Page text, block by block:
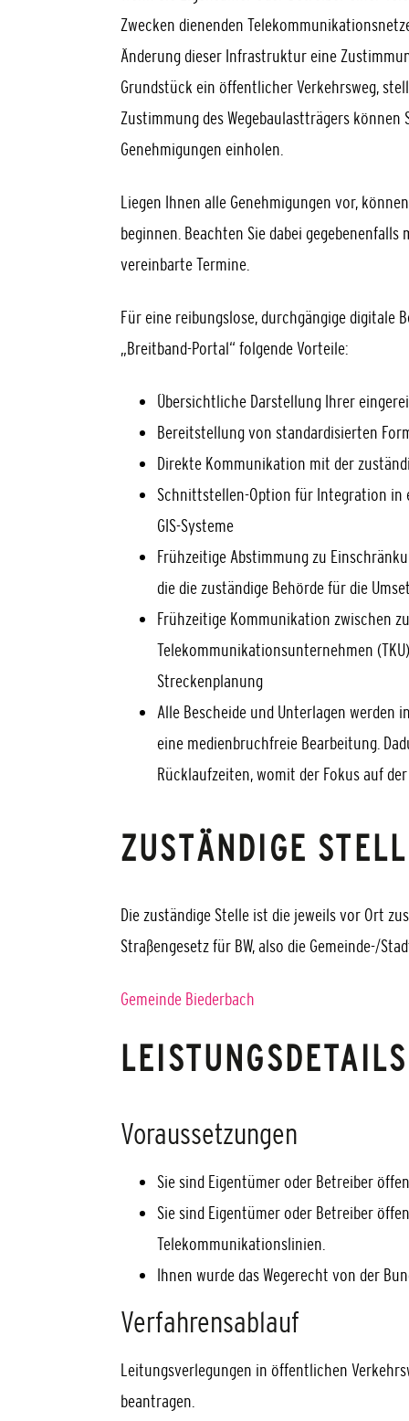
Zwecken dienenden
Änderung dieser Infrastruktur eine
Grundstück ein öffentlicher Verkehrsweg,
Zustimmung des Wegebaulastträgers
Genehmigungen einholen.
Liegen Ihnen alle Genehmigungen vor,
beginnen. Beachten Sie dabei
vereinbarte Termine.
Für eine reibungslose, durchgängige digitale
„Breitband-Portal“ folgende Vorteile:
Übersichtliche Darstellung Ihrer
Bereitstellung von standardisierten
Direkte Kommunikation mit der
Schnittstellen-Option für Integration in
GIS-Systeme
Frühzeitige Abstimmung zu
die die zuständige Behörde für die
Frühzeitige Kommunikation zwischen
Telekommunikationsunternehmen
Streckenplanung
Alle Bescheide und Unterlagen
eine medienbruchfreie Bearbeitung.
Rücklaufzeiten, womit der Fokus auf
ZUSTÄNDIGE
Die zuständige Stelle ist die jeweils vor Ort
Straßengesetz für BW, also die Gemeinde-/
Gemeinde Biederbach
LEISTUNGSDETAILS
Voraussetzungen
Sie sind Eigentümer oder Betreiber
Sie sind Eigentümer oder Betreiber
Telekommunikationslinien.
Ihnen wurde das Wegerecht von der
Verfahrensablauf
Leitungsverlegungen in öffentlichen
beantragen.